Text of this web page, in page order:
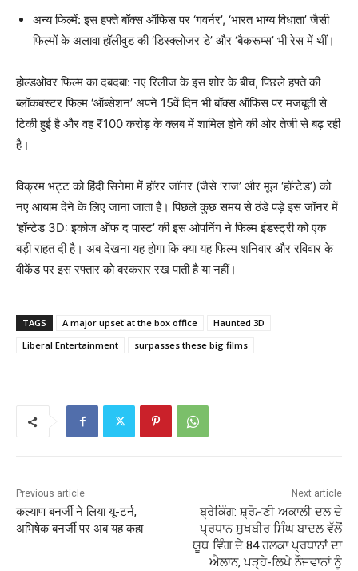
अन्य फिल्में: इस हफ्ते बॉक्स ऑफिस पर ‘गवर्नर’, ‘भारत भाग्य विधाता’ जैसी
फिल्मों के अलावा हॉलीवुड की ‘डिस्क्लोजर डे’ और ‘बैकरूम्स’ भी रेस में थीं।
होल्डओवर फिल्म का दबदबा: नए रिलीज के इस शोर के बीच, पिछले हफ्ते की
ब्लॉकबस्टर फिल्म ‘ऑब्सेशन’ अपने 15वें दिन भी बॉक्स ऑफिस पर मजबूती से
टिकी हुई है और वह ₹100 करोड़ के क्लब में शामिल होने की ओर तेजी से बढ़ रही
है।
विक्रम भट्ट को हिंदी सिनेमा में हॉरर जॉनर (जैसे ‘राज’ और मूल ‘हॉन्टेड’) को
नए आयाम देने के लिए जाना जाता है। पिछले कुछ समय से ठंडे पड़े इस जॉनर में
‘हॉन्टेड 3D: इकोज ऑफ द पास्ट’ की इस ओपनिंग ने फिल्म इंडस्ट्री को एक
बड़ी राहत दी है। अब देखना यह होगा कि क्या यह फिल्म शनिवार और रविवार के
वीकेंड पर इस रफ्तार को बरकरार रख पाती है या नहीं।
TAGS A major upset at the box office
Haunted 3D
Liberal Entertainment
surpasses these big films
Previous article
कल्याण बनर्जी ने लिया यू-टर्न,
अभिषेक बनर्जी पर अब यह कहा
Next article
ਬ੍ਰੇਕਿੰਗ: ਸ਼੍ਰੋਮਣੀ ਅਕਾਲੀ ਦਲ ਦੇ
ਪ੍ਰਧਾਨ ਸੁਖਬੀਰ ਸਿੰਘ ਬਾਦਲ ਵੱਲੋਂ
ਯੂਥ ਵਿੰਗ ਦੇ 84 ਹਲਕਾ ਪ੍ਰਧਾਨਾਂ ਦਾ
ਐਲਾਨ, ਪੜ੍ਹੇ-ਲਿਖੇ ਨੌਜਵਾਨਾਂ ਨੂੰ